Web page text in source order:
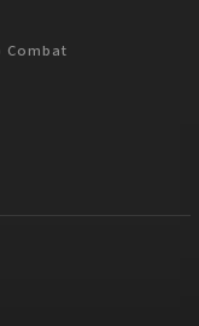
Combat